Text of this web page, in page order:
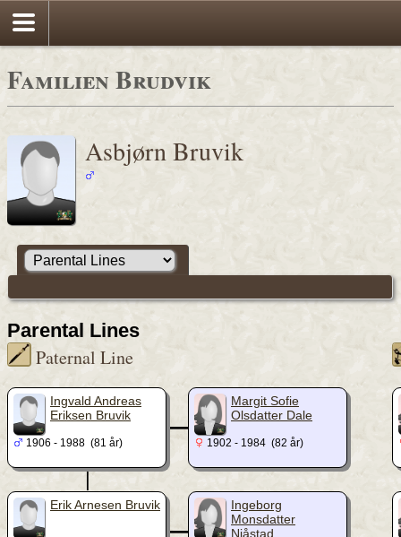
Familien Brudvik
Asbjørn Bruvik
Parental Lines
Paternal Line
Ingvald Andreas
Eriksen Bruvik
1906 - 1988 (81 år)
_
Margit Sofie
Olsdatter Dale
1902 - 1984 (82 år)
|
Erik Arnesen Bruvik _
Ingeborg
Monsdatter
Njåstad